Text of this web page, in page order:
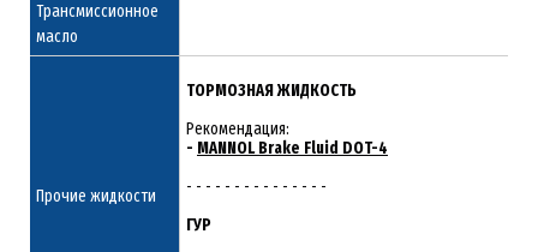
Трансмиссионное
масло
Прочие жидкости
ТОРМОЗНАЯ ЖИДКОСТЬ
Рекомендация:
- MANNOL Brake Fluid DOT-4
- - - - - - - - - - - - - - -
ГУР